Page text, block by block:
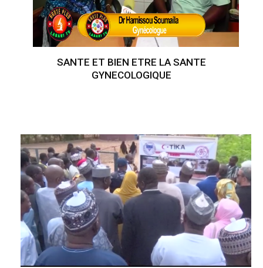
SANTE ET BIEN ETRE LA SANTE
GYNECOLOGIQUE